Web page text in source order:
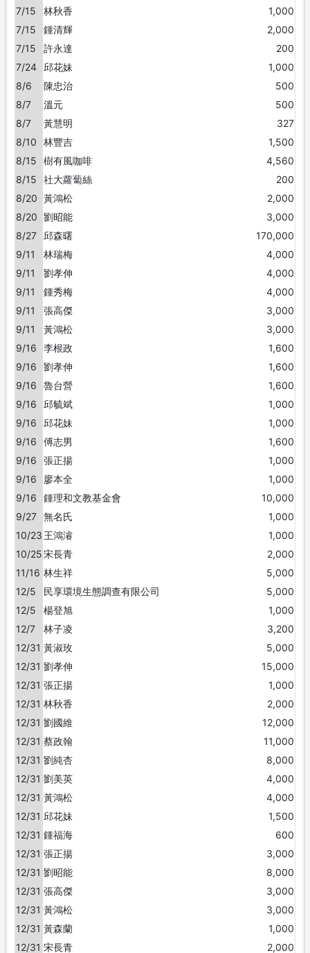
7/15
林秋香
1,000
7/15
鍾清輝
2,000
7/15
許永達
200
7/24
邱花妹
1,000
8/6
陳忠治
500
8/7
溫元
500
8/7
黃慧明
327
8/10
林豐吉
1,500
8/15
樹有風咖啡
4,560
8/15
社大蘿蔔絲
200
8/20 黃鴻松
2,000
8/20 劉昭能
3,000
8/27
邱森曙
170,000
9/11
林瑞梅
4,000
9/11
劉孝伸
4,000
9/11
鍾秀梅
4,000
9/11
張高傑
3,000
9/11
黃鴻松
3,000
9/16
李根政
1,600
9/16
劉孝伸
1,600
9/16
魯台營
1,600
9/16
邱毓斌
1,000
9/16
邱花妹
1,000
9/16
傅志男
1,600
9/16
張正揚
1,000
9/16
廖本全
1,000
9/16
鍾理和文教基金會
10,000
9/27 無名氏
1,000
10/23 王鴻濬
1,000
10/25宋長青
2,000
11/16 林生祥
5,000
12/5
民享環境生態調查有限公司
5,000
12/5
楊登旭
1,000
12/7
林子凌
3,200
12/31 黃淑玫
5,000
12/31 劉孝伸
15,000
12/31 張正揚
1,000
12/31 林秋香
2,000
12/31 劉國維
12,000
12/31 蔡政翰
11,000
12/31 劉純杏
8,000
12/31 劉美英
4,000
12/31 黃鴻松
4,000
12/31 邱花妹
1,500
12/31 鍾福海
600
12/31 張正揚
3,000
12/31 劉昭能
8,000
12/31 張高傑
3,000
12/31 黃鴻松
3,000
12/31 黃森蘭
1,000
12/31 宋長青 2,000